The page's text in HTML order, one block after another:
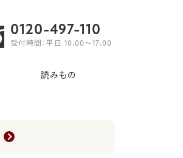
0120-497-110
受付時間：平日 10:00〜17:00
読みもの